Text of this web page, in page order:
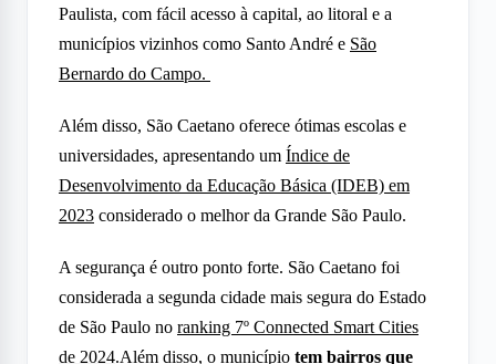
Paulista, com fácil acesso à capital, ao litoral e a
municípios vizinhos como Santo André e São
Bernardo do Campo.
Além disso, São Caetano oferece ótimas escolas e
universidades, apresentando um Índice de
Desenvolvimento da Educação Básica (IDEB) em
2023 considerado o melhor da Grande São Paulo.
A segurança é outro ponto forte. São Caetano foi
considerada a segunda cidade mais segura do Estado
de São Paulo no ranking 7º Connected Smart Cities
de 2024.Além disso, o município tem bairros que